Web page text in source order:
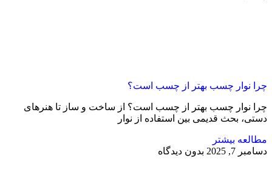
چرا نوار چسب بهتر از چسب است؟
چرا نوار چسب بهتر از چسب است؟ از ساخت و ساز تا هنرهای
دستی، بحث قدیمی بین استفاده از نوار
مطالعه بیشتر
دسامبر 7, 2025
بدون دیدگاه